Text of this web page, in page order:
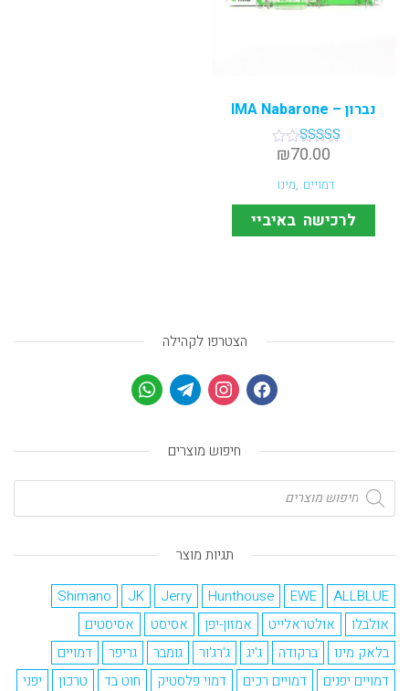
נברון – IMA Nabarone
דורג
מתוך 5
₪70.00
דמויים ,מינו
לרכישה באיביי
הצטרפו לקהילה
חיפוש מוצרים
תגיות מוצר
ALLBLUE
EWE
Hunthouse
Jerry
JK
Shimano
אולבלו
אולטראלייט אמזון-יפן אסיסט
אסיסטים
בלאק מינו
ברקודה ג'יג ג'רג'ור גומבר גריפר
דמויים
דמויים יפנים
דמויים רכים דמוי פלסטיק חוט בד טרכון
יפני